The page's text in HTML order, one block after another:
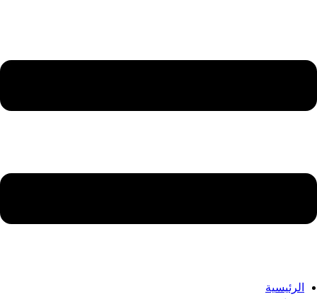
الرئيسية